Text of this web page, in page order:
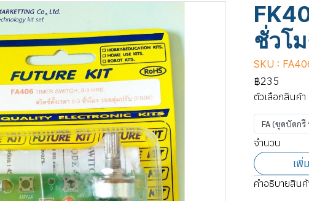
ชั่วโ
SKU :
฿235
ตัวเลือกสินค้า
FA (ชุดบัดกรี
จำนวน
เพิ่
คำอธิบายสิน